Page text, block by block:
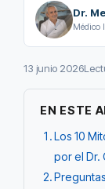
Dr.
Médico
13 junio 2026
EN ESTE
Los 10
por el Dr.